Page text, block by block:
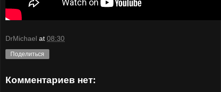
DrMichael at 08:30
Поделиться
Комментариев нет: